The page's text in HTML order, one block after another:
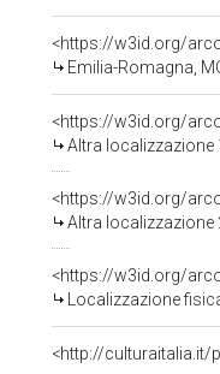
<https://w3id.org/
Emilia-Romagna,
<https://w3id.org/
Altra localizzazione
<https://w3id.org/
Altra localizzazione
<https://w3id.org/
Localizzazione
<http://culturaitalia.it/